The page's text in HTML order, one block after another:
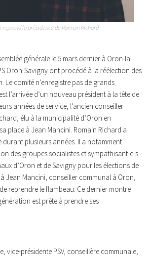
reprend la présidence de Romain Richard
générale le 5 mars dernier à Oron-la-
Oron-Savigny ont procédé à la réélection des
Le comité n’enregistre pas de grands
l’arrivée d’un nouveau président à la tête de
années de service, l’ancien conseiller
élu à la municipalité d’Oron en
place à Jean Mancini. Romain Richard a
plusieurs années. Il a notamment
des groupes socialistes et sympathisant-e-s
d’Oron et de Savigny pour les élections de
à Jean Mancini, conseiller communal à Oron,
reprendre le flambeau. Ce dernier montre
est prête à prendre ses
vice-présidente PSV, conseillère communale,